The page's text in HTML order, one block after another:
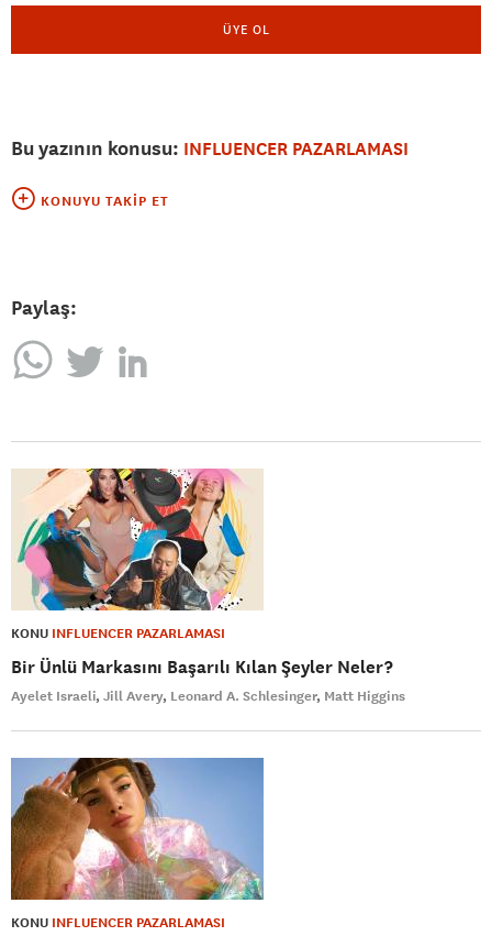
ÜYE OL
Bu yazının konusu: INFLUENCER PAZARLAMASI
KONUYU TAKIP ET
Paylaş:
KONU INFLUENCER PAZARLAMASI
Bir Ünlü Markasını Başarılı Kılan Şeyler Neler?
Ayelet Israeli Jill Avery Leonard A. Schlesinger Matt Higgins
KONU INFLUENCER PAZARLAMASI